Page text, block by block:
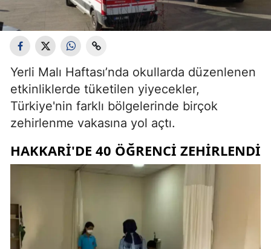
Yerli Malı Haftası’nda okullarda düzenlenen
etkinliklerde tüketilen yiyecekler,
Türkiye'nin farklı bölgelerinde birçok
zehirlenme vakasına yol açtı.
HAKKARI'DE 40 ÖĞRENCI ZEHIRLENDI